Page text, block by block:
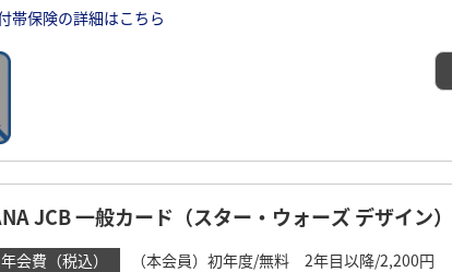
帯保険の詳細はこちら
JCB 一般カード（スター・ウォーズ デザイン）
年会費（税込）
（本会員）初年度/無料 2年目以降/2,200円